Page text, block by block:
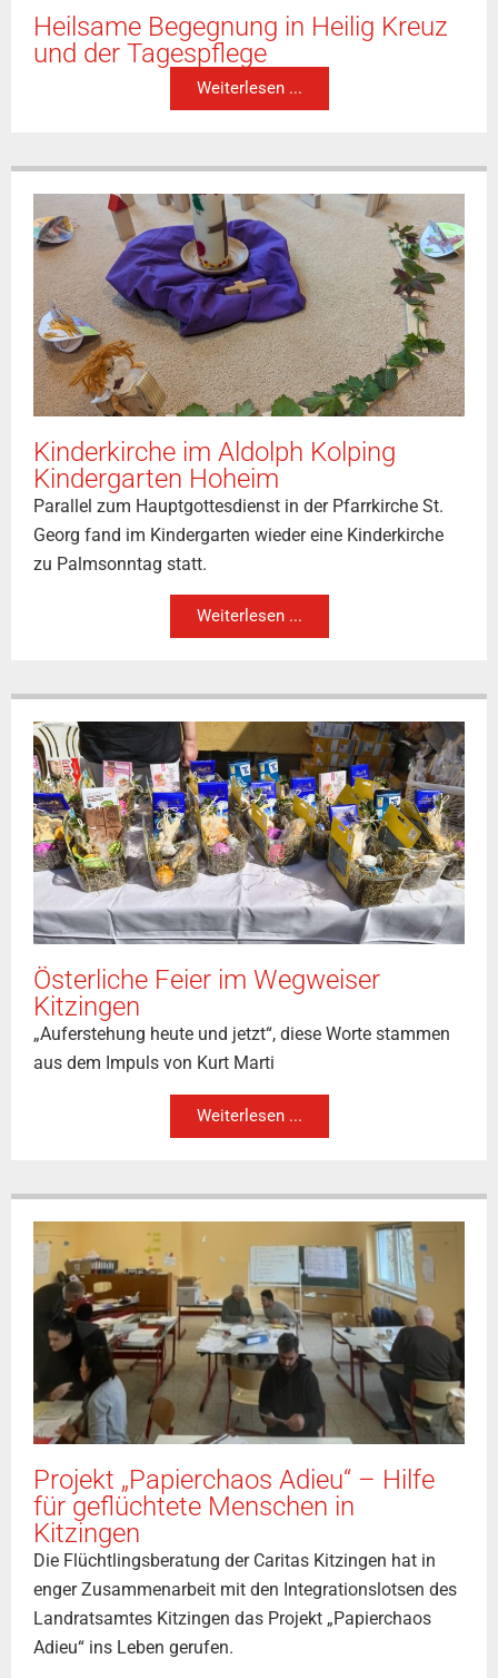
Heilsame Begegnung in Heilig Kreuz
und der Tagespflege
Weiterlesen ...
Kinderkirche im Aldolph Kolping
Kindergarten Hoheim
Parallel zum Hauptgottesdienst in der Pfarrkirche St.
Georg fand im Kindergarten wieder eine Kinderkirche
zu Palmsonntag statt.
Weiterlesen ...
Österliche Feier im Wegweiser
Kitzingen
„Auferstehung heute und jetzt“, diese Worte stammen
aus dem Impuls von Kurt Marti
Weiterlesen ...
Projekt „Papierchaos Adieu“ – Hilfe
für geflüchtete Menschen in
Kitzingen
Die Flüchtlingsberatung der Caritas Kitzingen hat in
enger Zusammenarbeit mit den Integrationslotsen des
Landratsamtes Kitzingen das Projekt „Papierchaos
Adieu“ ins Leben gerufen.